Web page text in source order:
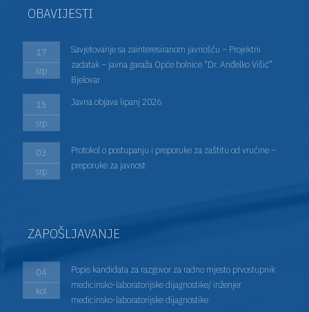
OBAVIJESTI
17
srp
Savjetovanje sa zainteresiranom javnošću – Projektni
zadatak – javna garaža Opće bolnice “Dr. Anđelko Višić”
Bjelovar
15
srp
Javna objava lipanj 2026
03
srp
Protokol o postupanju i preporuke za zaštitu od vrućine –
preporuke za javnost
ZAPOŠLJAVANJE
04
kol
Popis kandidata za razgovor za radno mjesto prvostupnik
medicinsko-laboratorijske dijagnostike/ inženjer
medicinsko-laboratorijske dijagnostike